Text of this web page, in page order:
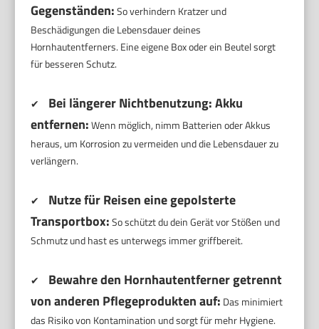
Gegenständen:So verhindern Kratzer und
Beschädigungen die Lebensdauer deines
Hornhautentferners. Eine eigene Box oder ein Beutel sorgt
für besseren Schutz.
✔
Bei längerer Nichtbenutzung: Akku
entfernen:Wenn möglich, nimm Batterien oder Akkus
heraus, um Korrosion zu vermeiden und die Lebensdauer zu
verlängern.
✔
Nutze für Reisen eine gepolsterte
Transportbox:So schützt du dein Gerät vor Stößen und
Schmutz und hast es unterwegs immer griffbereit.
✔
Bewahre den Hornhautentferner getrennt
von anderen Pflegeprodukten auf: Das minimiert
das Risiko von Kontamination und sorgt für mehr Hygiene.